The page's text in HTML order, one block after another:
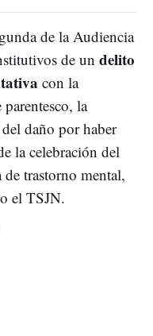
de la Audiencia
de un delito
con la
la
daño por haber
la celebración del
trastorno mental,
el TSJN.